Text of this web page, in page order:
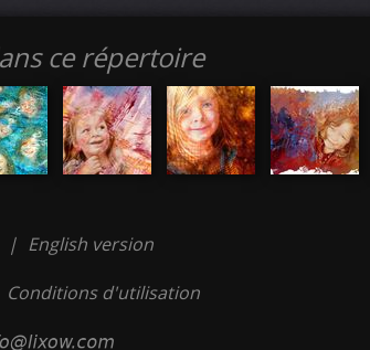
ce répertoire
| English version
Conditions d'utilisation